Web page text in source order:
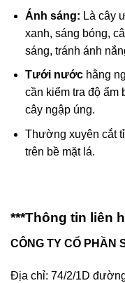
Ánh sáng: Là cây
xanh, sáng bóng,
sáng, tránh ánh
Tưới nướchằng
cần kiểm tra độ ẩm
cây ngập úng.
Thường xuyên cắt
trên bề mặt lá.
***Thông tin liên
CÔNG TY CỔ PHẦN
Địa chỉ: 74/2/1D